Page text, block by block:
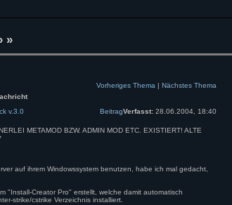
»
Vorheriges Thema | Nächstes Thema
v.3.0 BeitragVerfasst: 28.06.2004, 18:40
METAMOD BZW. ADMIN MOD ETC. EXISTIERT! ALTE
auf ihrem Windowssystem benutzen, habe ich mal gedacht,
"Install-Creator Pro" erstellt, welche damit automatisch
strike/cstrike Verzeichnis installiert.